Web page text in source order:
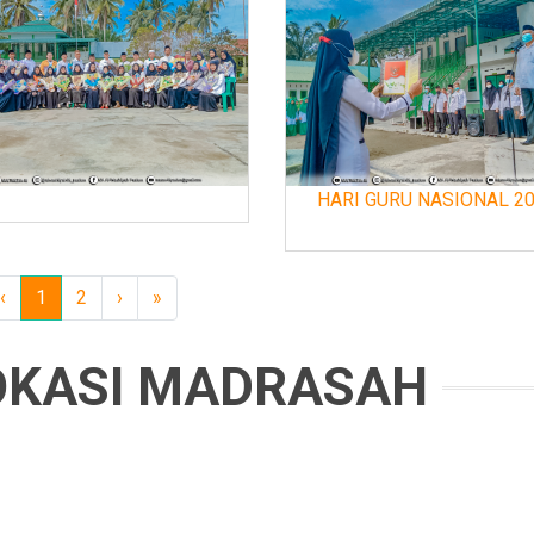
HARI GURU NASIONAL
‹ 1 2 › »
MADRASAH